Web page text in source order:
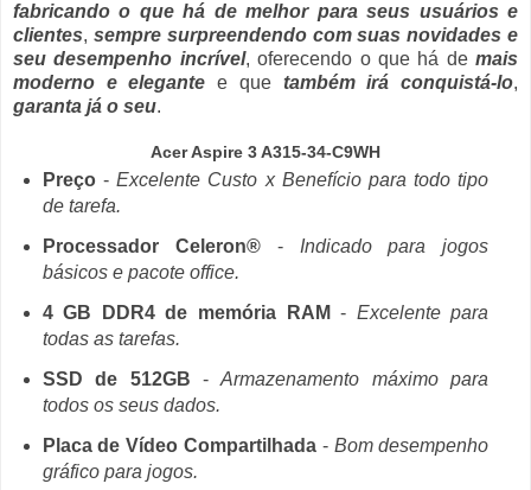
fabricando o que há de melhor para seus usuários e
clientes, sempre surpreendendo com suas novidades e
seu desempenho incrível, oferecendo o que há de mais
moderno e elegante e que também irá conquistá-lo,
garanta já o seu.
Acer Aspire 3 A315-34-C9WH
Preço-Excelente Custo x Benefício para todo tipo
de tarefa.
Processador Celeron®- Indicado para jogos
básicos e pacote office.
4 GB DDR4 de memória RAM - Excelente para
todas as tarefas.
SSD de 512GB -Armazenamento máximo para
todos os seus dados.
Placa de Vídeo Compartilhada - Bom desempenho
gráfico para jogos.